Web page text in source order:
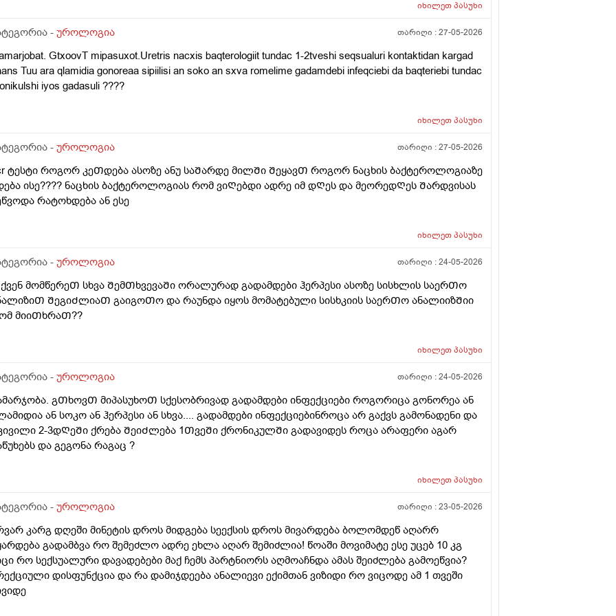
იხილეთპასუხი
- უროლოგია თარიღი :27-05-2026
GtxoovT mipasuxot.Uretris nacxis baqterologiit tundac 1-2tveshi seqsualuri kontaktidan kargad
Tuu ara qlamidia gonoreaa sipiilisi an soko an sxva romelime gadamdebi infeqciebi da baqteriebi tundac
iyos gadasuli ????
იხილეთპასუხი
- უროლოგია თარიღი :27-05-2026
ტესტი როგორ კეᲗდება ასოზე ანუ საᲨარდე მილᲨი ᲨეყავᲗ როგორ ნაცხის ბაქტეროლოგიაზე
ისე???? ნაცხის ბაქტეროლოგიას რომ ვიᲦებდი ადრე იმ დᲦეს და მეორედᲦეს Შარდვისას
რატოხდება ან ესე
იხილეთპასუხი
- უროლოგია თარიღი :24-05-2026
მომწერეᲗ სხვა ᲨემᲗხვევაᲨი ორალურად გადამდები ჰერპესი ასოზე სისხლის საერᲗო
ᲨეგიᲫლიაᲗ გაიგოᲗო და რაუნდა იყოს მომატებული სისხკიის საერᲗო ანალიიზᲨიი
მიიᲗხრაᲗ??
იხილეთპასუხი
- უროლოგია თარიღი :24-05-2026
გᲗხოვᲗ მიპასუხოᲗ სქესობრივად გადამდები ინფექციები როგორიცა გონორეა ან
ან სოკო ან ჰერპესი ან სხვა.... გადამდები ინფექციებინროცა არ გაქვს გამონადენი და
2-3დᲦეᲨი ქრება ᲨეიᲫლება 1ᲗვეᲨი ქრონიკულᲨი გადავიდეს როცა არაფერი აგარ
და გეგონა რაგაც ?
იხილეთპასუხი
- უროლოგია თარიღი :23-05-2026
კარგ დღეში მინეტის დროს მიდგება სეექსის დროს მივარდება ბოლომდეწ აღარრ
გადამბვა რო შემეძლო ადრე ეხლა აღარ შემიძლია! წოაში მოვიმატე ესე უცებ 10 კგ
რო სექსუალური დავადებები მაქ ჩემს პარტნიორს აღმოაჩნდა ამას შეიძლება გამოეწვია?
დისფუნქცია და რა დამიჯდეება ანალიევი ექიმთან ვიზიდი რო ვიცოდე ამ 1 თვეში